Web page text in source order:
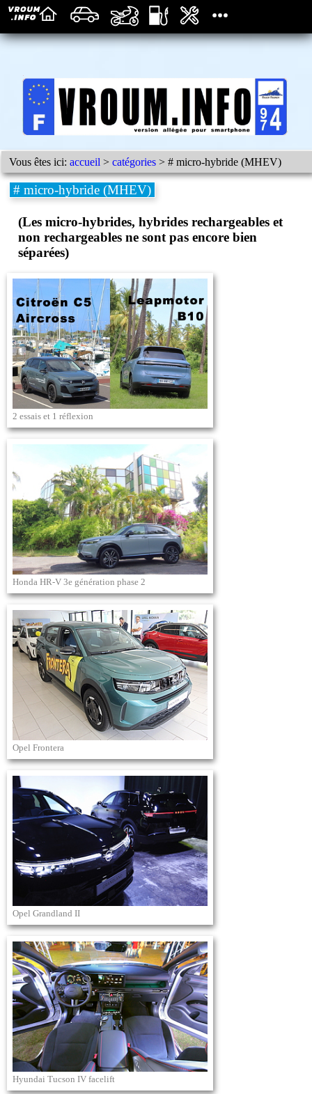
Vous êtes ici:accueil >catégories > # micro-hybride (MHEV)
# micro-hybride (MHEV)
(Les micro-hybrides, hybrides rechargeables et
non rechargeables ne sont pas encore bien
séparées)
2 essais et 1 réflexion
Honda HR-V 3e génération phase 2
Opel Frontera
Opel Grandland II
Hyundai Tucson IV facelift